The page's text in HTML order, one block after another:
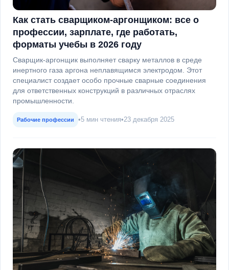
Как стать сварщиком-аргонщиком: все о
профессии, зарплате, где работать,
форматы учебы в 2026 году
Сварщик-аргонщик выполняет сварку металлов в среде
инертного газа аргона неплавящимся электродом. Этот
специалист создает особо прочные сварные соединения
для ответственных конструкций в различных отраслях
промышленности.
Рабочие профессии •5 мин чтения•23 декабря 2025